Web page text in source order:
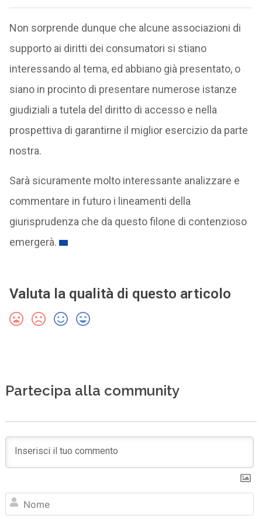
Non sorprende dunque che alcune associazioni di
supporto ai diritti dei consumatori si stiano
interessando al tema, ed abbiano già presentato, o
siano in procinto di presentare numerose istanze
giudiziali a tutela del diritto di accesso e nella
prospettiva di garantirne il miglior esercizio da parte
nostra.
Sarà sicuramente molto interessante analizzare e
commentare in futuro i lineamenti della
giurisprudenza che da questo filone di contenzioso
emergerà.
Valuta la qualità di questo articolo
Partecipa alla community